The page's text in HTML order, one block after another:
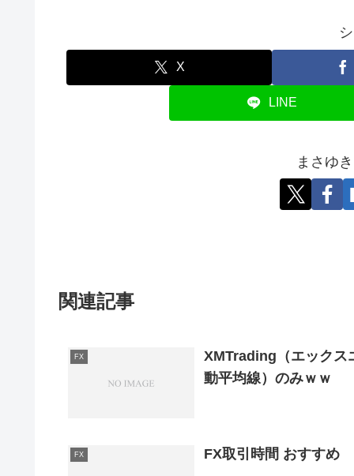
X
LINE
まさゆ
関連記事
FX
XMTrading（エックス
動平均線）のみｗｗ
FX FX取引時間 おすすめ